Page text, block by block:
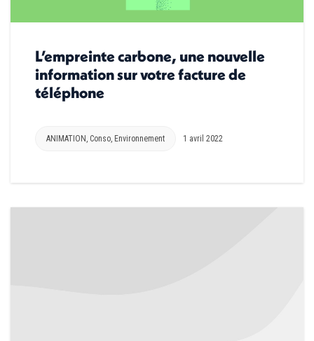
L’empreinte carbone, une nouvelle
information sur votre facture de
téléphone
ANIMATION Conso Environnement 1 avril 2022